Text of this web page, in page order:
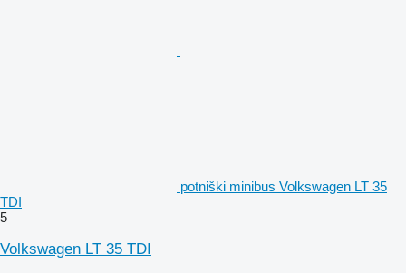
potniški minibus Volkswagen LT 35
TDI
5
Volkswagen LT 35 TDI